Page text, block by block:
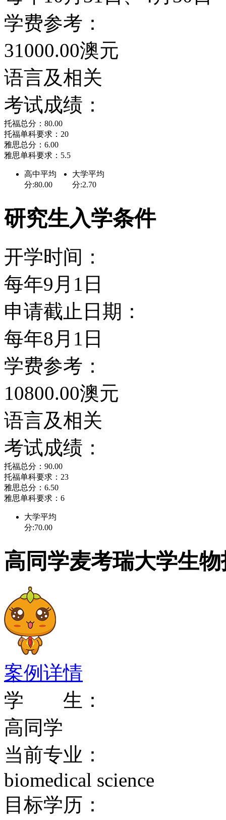
与技术硕士学位（
Sytem &Technology）
本科没学过相关课程的
预备课程再接着修研究
学生打下一个专业知识
生课程。
GACC在课程设置方面
传播科学学院（Diviion
CommunicationScience
为想同时学商业，信息
径。学生只需用一年半
技术硕士学位（Mater of
Sytem & Technology）
Information Technology
GACC 原有的双学位包
InternationalBuine）和
International Relation）
（Materof International
（Mater of Art in
学校荣誉
澳大利亚麦考瑞大学以
业生就业率和起薪在澳
中65%具有博士学位，
学的管理学院（MGSM
界40家顶级商学院之一
有盛誉，被亚洲发展银
33，000名，其中海外学
教学质量
学费参考：
31000.00澳元
语言及相关
考试成绩：
托福总分：80.00
托福单科要求：20
雅思总分：6.00
雅思单科要求：5.5
高中平均
分:80.00
大学平均
分:2.70
研究生入学条件
开学时间：
每年9月1日
申请截止日期：
每年8月1日
学费参考：
10800.00澳元
语言及相关
考试成绩：
托福总分：90.00
托福单科要求：23
雅思总分：6.50
雅思单科要求：6
大学平均
分:70.00
高同学麦考瑞大学生
案例详情
学 生：
高同学
当前专业：
biomedical science
目标学历：